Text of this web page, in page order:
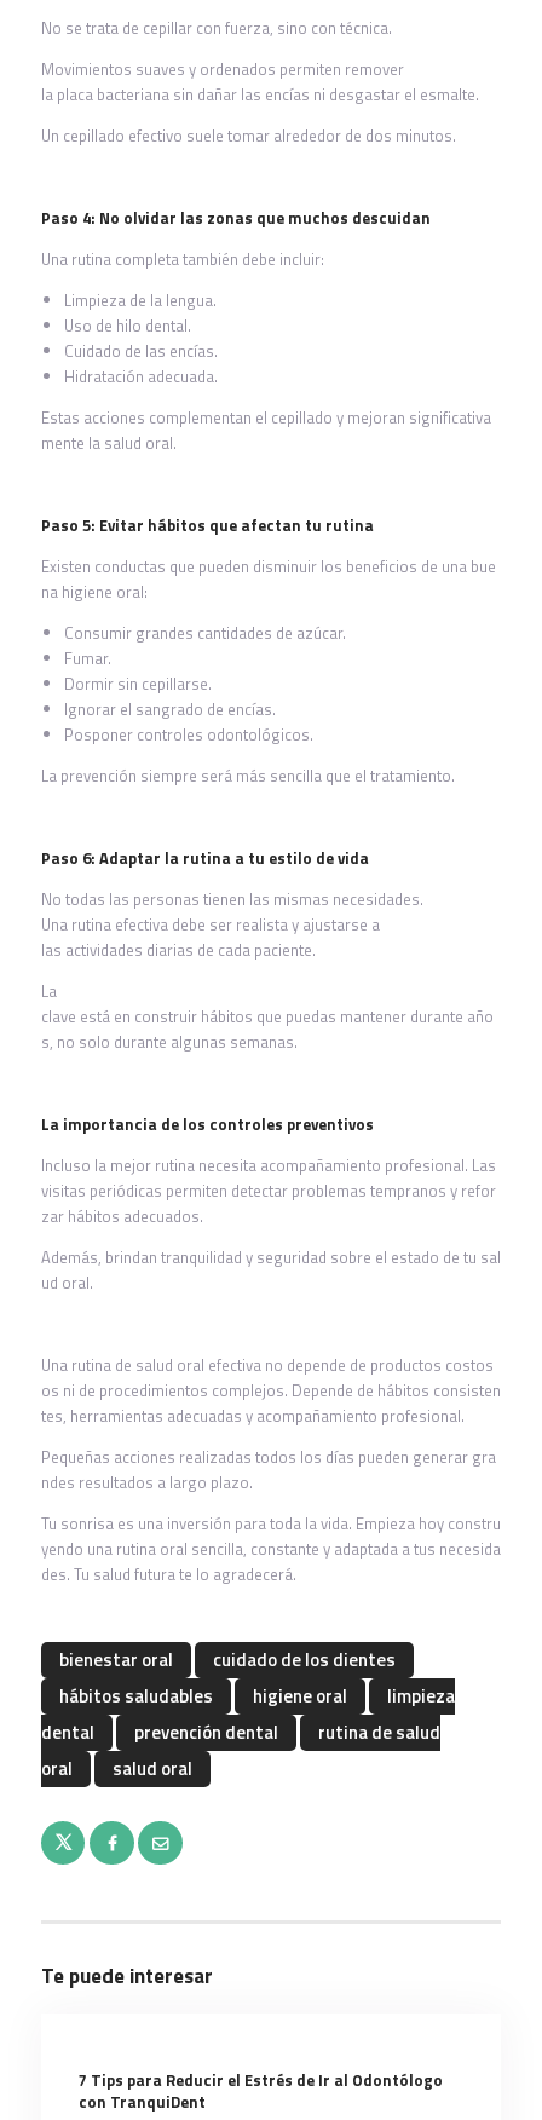
No se trata de cepillar con fuerza, sino con técnica.
Movimientos suaves y ordenados permiten remover
la placa bacteriana sin dañar las encías ni desgastar el esmalte.
Un cepillado efectivo suele tomar alrededor de dos minutos.
Paso 4: No olvidar las zonas que muchos descuidan
Una rutina completa también debe incluir:
Limpieza de la lengua.
Uso de hilo dental.
Cuidado de las encías.
Hidratación adecuada.
Estas acciones complementan el cepillado y mejoran significativa
mente la salud oral.
Paso 5: Evitar hábitos que afectan tu rutina
Existen conductas que pueden disminuir los beneficios de una bue
na higiene oral:
Consumir grandes cantidades de azúcar.
Fumar.
Dormir sin cepillarse.
Ignorar el sangrado de encías.
Posponer controles odontológicos.
La prevención siempre será más sencilla que el tratamiento.
Paso 6: Adaptar la rutina a tu estilo de vida
No todas las personas tienen las mismas necesidades.
Una rutina efectiva debe ser realista y ajustarse a
las actividades diarias de cada paciente.
La
clave está en construir hábitos que puedas mantener durante año
s, no solo durante algunas semanas.
La importancia de los controles preventivos
Incluso la mejor rutina necesita acompañamiento profesional. Las
visitas periódicas permiten detectar problemas tempranos y refor
zar hábitos adecuados.
Además, brindan tranquilidad y seguridad sobre el estado de tu sal
ud oral.
Una rutina de salud oral efectiva no depende de productos costos
os ni de procedimientos complejos. Depende de hábitos consisten
tes, herramientas adecuadas y acompañamiento profesional.
Pequeñas acciones realizadas todos los días pueden generar gra
ndes resultados a largo plazo.
Tu sonrisa es una inversión para toda la vida. Empieza hoy constru
yendo una rutina oral sencilla, constante y adaptada a tus necesida
des. Tu salud futura te lo agradecerá.
bienestar oral
cuidado de los dientes
hábitos saludables
higiene oral
limpieza
dental
prevención dental
rutina de salud
oral
salud oral
Te puede interesar
7 Tips para Reducir el Estrés de Ir al Odontólogo
con TranquiDent